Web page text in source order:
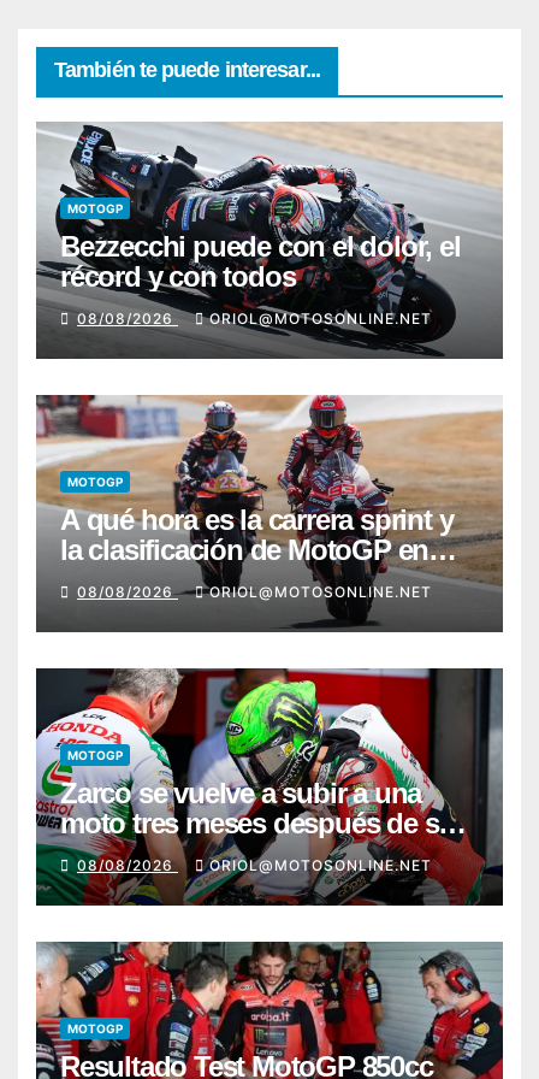
También te puede interesar...
MOTOGP
Bezzecchi puede con el dolor, el
récord y con todos
08/08/2026 ORIOL@MOTOSONLINE.NET
MOTOGP
A qué hora es la carrera sprint y
la clasificación de MotoGP en
Silverstone
08/08/2026 ORIOL@MOTOSONLINE.NET
MOTOGP
Zarco se vuelve a subir a una
moto tres meses después de su
grave lesión
08/08/2026 ORIOL@MOTOSONLINE.NET
MOTOGP
Resultado Test MotoGP 850cc